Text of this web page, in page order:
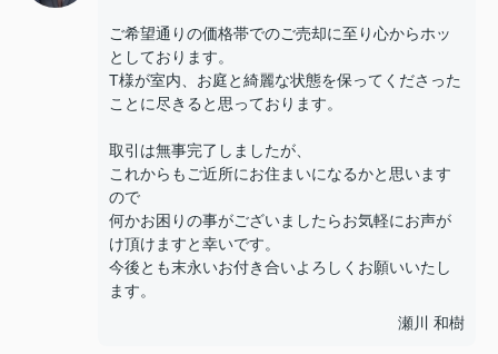
ご希望通りの価格帯でのご売却に至り心からホッ
としております。
T様が室内、お庭と綺麗な状態を保ってくださった
ことに尽きると思っております。
取引は無事完了しましたが、
これからもご近所にお住まいになるかと思います
ので
何かお困りの事がございましたらお気軽にお声が
け頂けますと幸いです。
今後とも末永いお付き合いよろしくお願いいたし
ます。
瀬川 和樹